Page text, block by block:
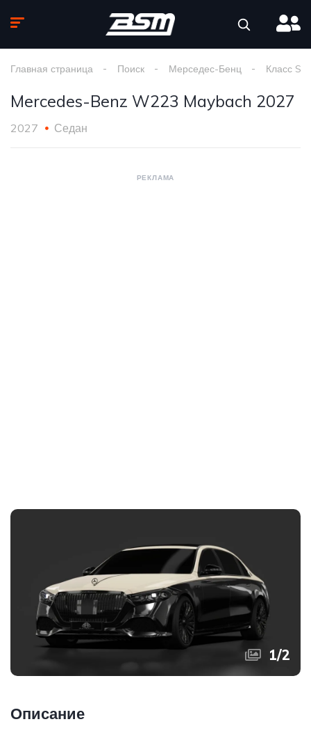
Главная страница Поиск Мерседес-Бенц Класс S
Mercedes-Benz W223 Maybach 2027
2027 Седан
РЕКЛАМА
1/2
Описание